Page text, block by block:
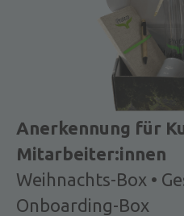
Anerkennung für
Mitarbeiter:innen
Weihnachts-Box •
Onboarding-Box